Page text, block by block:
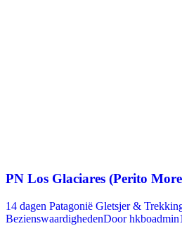
PN Los Glaciares (Perito
14 dagen Patagonië Gletsjer &
BezienswaardighedenDoorhkboadmin